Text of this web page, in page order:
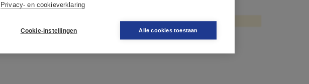
Privacy- en cookieverklaring
Cookie-instellingen Alle cookies toestaan